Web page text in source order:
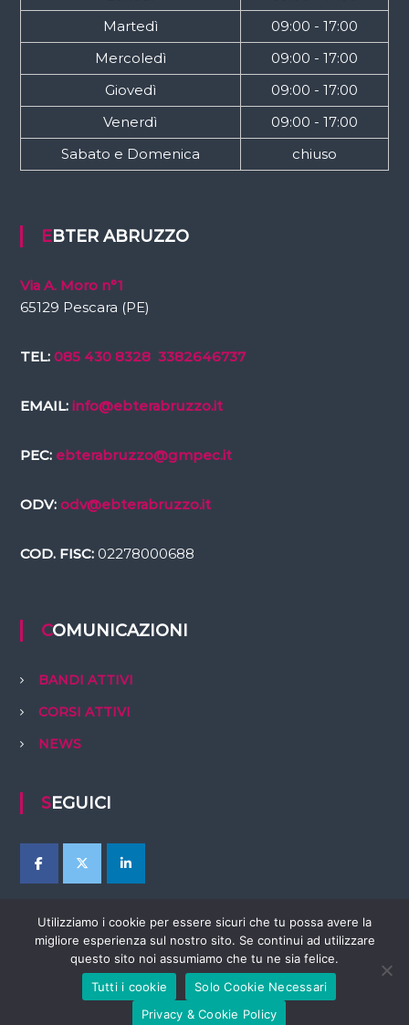
Martedì
09:00 - 17:00
Mercoledì
09:00 - 17:00
Giovedì
09:00 - 17:00
Venerdì
09:00 - 17:00
Sabato e Domenica
chiuso
EBTER ABRUZZO
Via A. Moro n°1
65129 Pescara (PE)
TEL: 085 430 8328 3382646737
EMAIL: info@ebterabruzzo.it
PEC: ebterabruzzo@gmpec.it
ODV: odv@ebterabruzzo.it
COD. FISC:02278000688
COMUNICAZIONI
BANDI ATTIVI
CORSI ATTIVI
NEWS
SEGUICI
Copyright © 2026EBTer AbruzzoTutti i diritti riservati. Tema:
ThemeGrill. Powered by WordPress
Utilizziamo i cookie per essere sicuri che tu possa avere la
migliore esperienza sul nostro sito. Se continui ad utilizzare
questo sito noi assumiamo che tu ne sia felice.
Tutti i cookie
Solo Cookie Necessari
Privacy & Cookie Policy